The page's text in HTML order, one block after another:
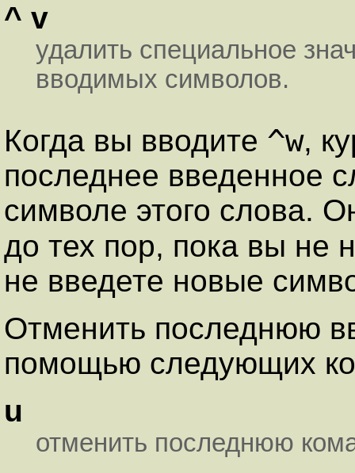
^ v
удалить специальное
вводимых символов.
Когда вы вводите ^w,
последнее введенное
символе этого слова.
до тех пор, пока вы не
не введете новые
Отменить последнюю
помощью следующих
u
отменить последнюю